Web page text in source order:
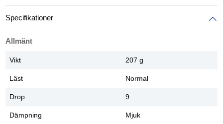
Specifikationer
Allmänt
Vikt 207 g
Läst Normal
Drop 9
Dämpning Mjuk